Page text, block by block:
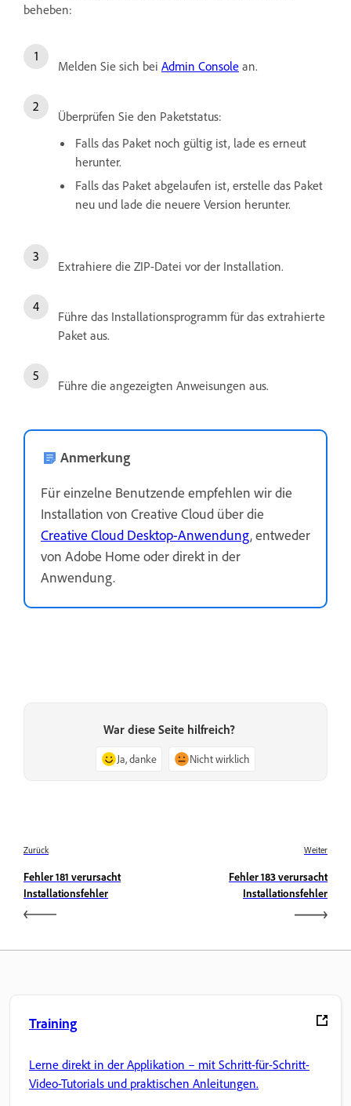
beheben:
Melden Sie sich bei Admin Console an.
Überprüfen Sie den Paketstatus:
Falls das Paket noch gültig ist, lade es erneut
herunter.
Falls das Paket abgelaufen ist, erstelle das Paket
neu und lade die neuere Version herunter.
Extrahiere die ZIP-Datei vor der Installation.
Führe das Installationsprogramm für das extrahierte
Paket aus.
Führe die angezeigten Anweisungen aus.
Anmerkung
Für einzelne Benutzende empfehlen wir die
Installation von Creative Cloud über die
Creative Cloud Desktop-Anwendung, entweder
von Adobe Home oder direkt in der
Anwendung.
War diese Seite hilfreich?
Ja, danke Nicht wirklich
Zurück
Fehler 181 verursacht
Installationsfehler
Weiter
Fehler 183 verursacht
Installationsfehler
Training
Lerne direkt in der Applikation – mit Schritt-für-Schritt-
Video-Tutorials und praktischen Anleitungen.